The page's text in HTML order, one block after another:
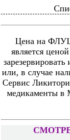
Цена на
является
зарезервировать
или, в случае
Сервис
медикаменты в